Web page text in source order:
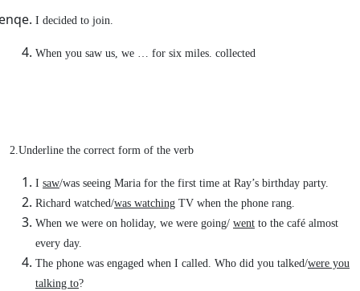
I decided to join.
When you saw us, we … for six miles. collected
2.Underline the correct form of the verb
I saw/was seeing Maria for the first time at Ray’s birthday party.
Richard watched/was watching TV when the phone rang.
When we were on holiday, we were going/ went to the café almost
every day.
The phone was engaged when I called. Who did you talked/were you
talking to?